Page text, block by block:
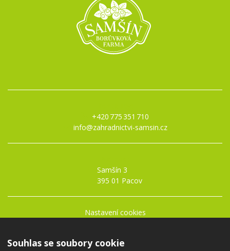
+420 775 351 710
info@zahradnictvi-samsin.cz
Samšín 3
395 01 Pacov
Nastavení cookies
Souhlas se soubory cookie